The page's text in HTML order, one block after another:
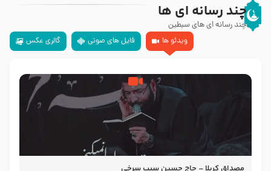
چند رسانه ای ها
چند رسانه ای های سبطین
ویدئو ها
فایل های صوتی گالری عکس
مصداق کربلا – حاج حسین سیب سرخی